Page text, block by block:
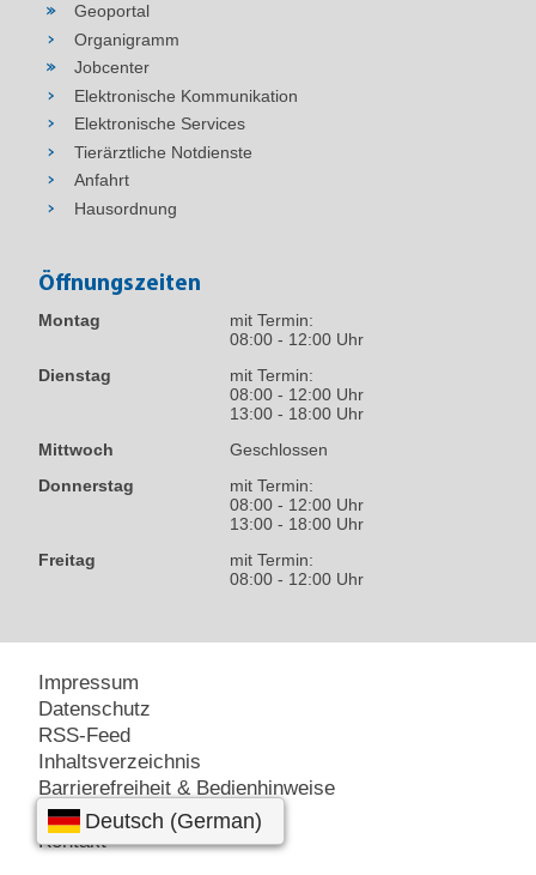
Geoportal
Organigramm
Jobcenter
Elektronische Kommunikation
Elektronische Services
Tierärztliche Notdienste
Anfahrt
Hausordnung
Öffnungszeiten
Montag
mit Termin:
08:00 - 12:00 Uhr
Dienstag
mit Termin:
08:00 - 12:00 Uhr
13:00 - 18:00 Uhr
Mittwoch
Geschlossen
Donnerstag
mit Termin:
08:00 - 12:00 Uhr
13:00 - 18:00 Uhr
Freitag
mit Termin:
08:00 - 12:00 Uhr
Impressum
Datenschutz
RSS-Feed
Inhaltsverzeichnis
Barrierefreiheit & Bedienhinweise
Amt24 – Service-Portal
Kontakt